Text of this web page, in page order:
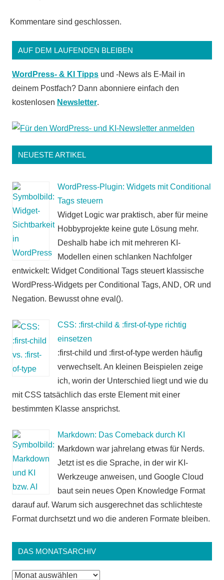
Kommentare sind geschlossen.
AUF DEM LAUFENDEN BLEIBEN
WordPress- & KI Tipps und -News als E-Mail in
deinem Postfach? Dann abonniere einfach den
kostenlosen Newsletter.
NEUESTE ARTIKEL
WordPress-Plugin: Widgets mit Conditional
Tags steuern
Widget Logic war praktisch, aber für meine
Hobbyprojekte keine gute Lösung mehr.
Deshalb habe ich mit mehreren KI-
Modellen einen schlanken Nachfolger
entwickelt: Widget Conditional Tags steuert klassische
WordPress-Widgets per Conditional Tags, AND, OR und
Negation. Bewusst ohne eval().
CSS: :first-child & :first-of-type richtig
einsetzen
:first-child und :first-of-type werden häufig
verwechselt. An kleinen Beispielen zeige
ich, worin der Unterschied liegt und wie du
mit CSS tatsächlich das erste Element mit einer
bestimmten Klasse ansprichst.
Markdown: Das Comeback durch KI
Markdown war jahrelang etwas für Nerds.
Jetzt ist es die Sprache, in der wir KI-
Werkzeuge anweisen, und Google Cloud
baut sein neues Open Knowledge Format
darauf auf. Warum sich ausgerechnet das schlichteste
Format durchsetzt und wo die anderen Formate bleiben.
DAS MONATSARCHIV
Das